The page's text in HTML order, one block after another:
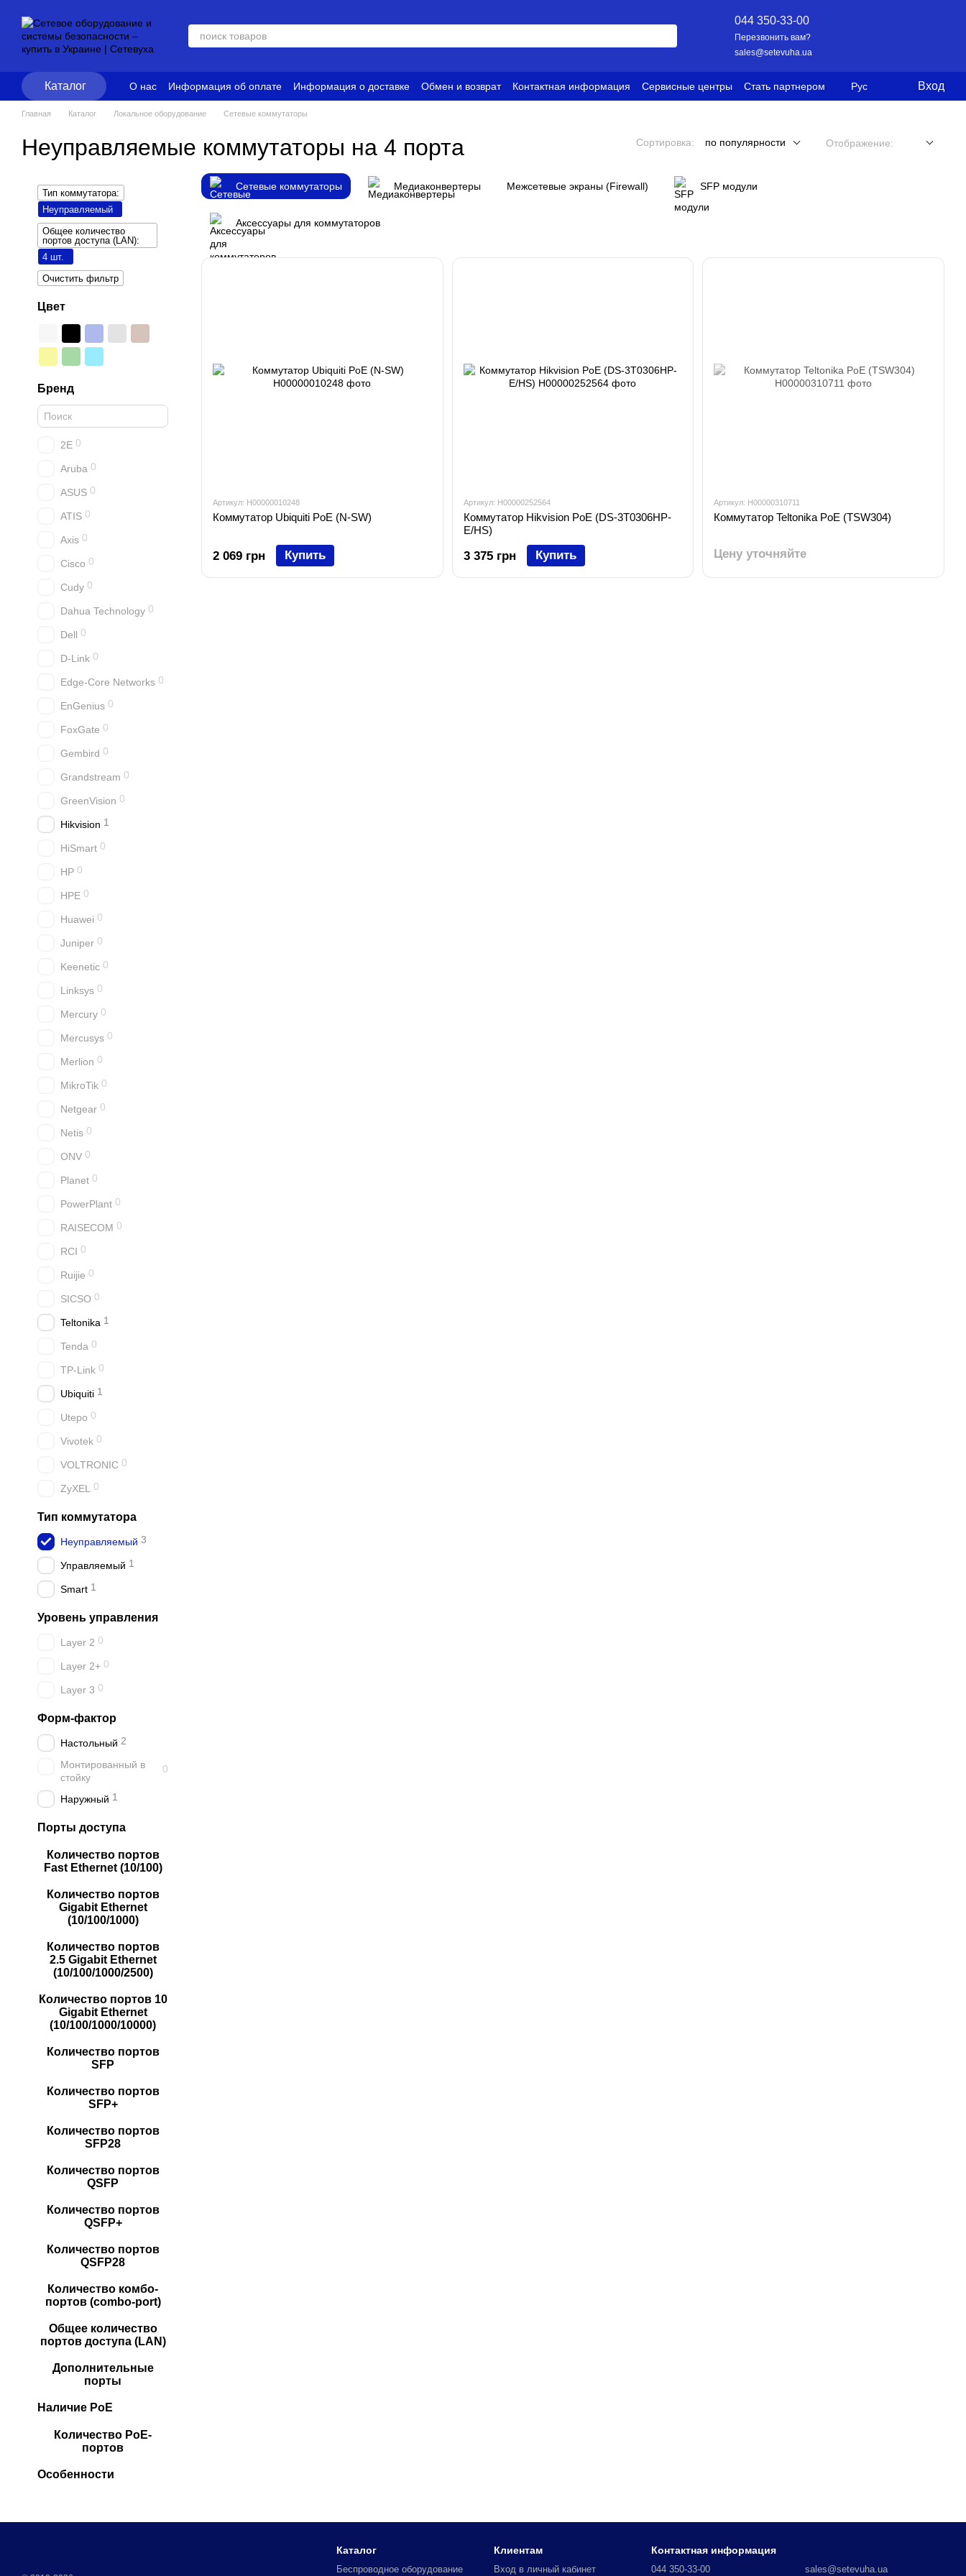
044 350-33-00
Перезвонить вам?
sales@setevuha.ua
Каталог О нас Информация об оплате Информация о доставке Обмен и возврат Контактная информация Сервисные центры
Стать партнером
Блог
Политика конфиденциальности Условия использования
Рус Вход
Главная Каталог Локальное оборудование Сетевые коммутаторы
Неуправляемые коммутаторы на 4 порта Сортировка: по популярности Отображение:
Сетевые коммутаторы Медиаконвертеры Межсетевые экраны (Firewall) SFP модули
Аксессуары для коммутаторов
Артикул: H00000010248
Коммутатор Ubiquiti PoE (N-SW)
2 069 грн Купить
Артикул: H00000252564
Коммутатор Hikvision PoE (DS-3T0306HP-
E/HS)
3 375 грн Купить
Артикул: H00000310711
Коммутатор Teltonika PoE (TSW304)
Цену уточняйте
Тип коммутатора:
Неуправляемый
Общее количество
портов доступа (LAN):
4 шт.
Очистить фильтр
Цвет
Бренд
2E 0
Aruba 0
ASUS 0
ATIS 0
Axis 0
Cisco 0
Cudy 0
Dahua Technology 0
Dell 0
D-Link 0
Edge-Core Networks 0
EnGenius 0
FoxGate 0
Gembird 0
Grandstream 0
GreenVision 0
Hikvision 1
HiSmart 0
HP 0
HPE 0
Huawei 0
Juniper 0
Keenetic 0
Linksys 0
Mercury 0
Mercusys 0
Merlion 0
MikroTik 0
Netgear 0
Netis 0
ONV 0
Planet 0
PowerPlant 0
RAISECOM 0
RCI 0
Ruijie 0
SICSO 0
Teltonika 1
Tenda 0
TP-Link 0
Ubiquiti 1
Utepo 0
Vivotek 0
VOLTRONIC 0
ZyXEL 0
Тип коммутатора
Неуправляемый 3
Управляемый 1
Smart 1
Уровень управления
Layer 2 0
Layer 2+ 0
Layer 3 0
Форм-фактор
Настольный 2
Монтированный в
стойку
0
Наружный 1
Порты доступа
Количество портов
Fast Ethernet (10/100)
Количество портов
Gigabit Ethernet
(10/100/1000)
Количество портов
2.5 Gigabit Ethernet
(10/100/1000/2500)
Количество портов 10
Gigabit Ethernet
(10/100/1000/10000)
Количество портов
SFP
Количество портов
SFP+
Количество портов
SFP28
Количество портов
QSFP
Количество портов
QSFP+
Количество портов
QSFP28
Количество комбо-
портов (combo-port)
Общее количество
портов доступа (LAN)
Дополнительные
порты
Наличие PoE
Количество PoE-
портов
Особенности
Каталог
Беспроводное оборудование
Клиентам
Вход в личный кабинет
Контактная информация
044 350-33-00 sales@setevuha.ua